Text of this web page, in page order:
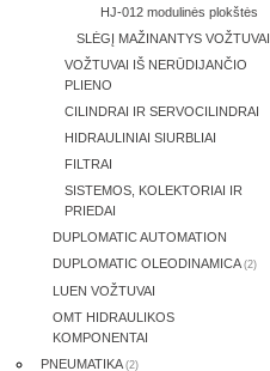
HJ-012 modulinės plokštės
SLĖGĮ MAŽINANTYS VOŽTUVAI
VOŽTUVAI IŠ NERŪDIJANČIO
PLIENO
CILINDRAI IR SERVOCILINDRAI
HIDRAULINIAI SIURBLIAI
FILTRAI
SISTEMOS, KOLEKTORIAI IR
PRIEDAI
DUPLOMATIC AUTOMATION
DUPLOMATIC OLEODINAMICA (2)
LUEN VOŽTUVAI
OMT HIDRAULIKOS
KOMPONENTAI
PNEUMATIKA (2)